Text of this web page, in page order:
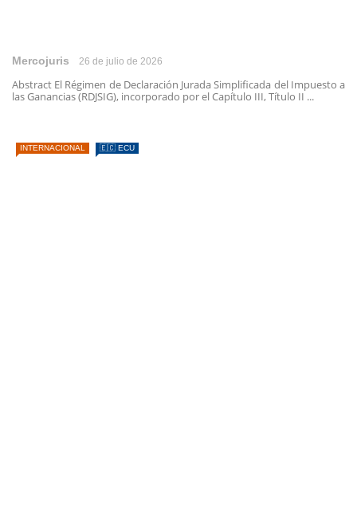
Mercojuris 26 de julio de 2026
Abstract El Régimen de Declaración Jurada Simplificada del Impuesto a
las Ganancias (RDJSIG), incorporado por el Capítulo III, Título II ...
INTERNACIONAL 🇪🇨 ECU